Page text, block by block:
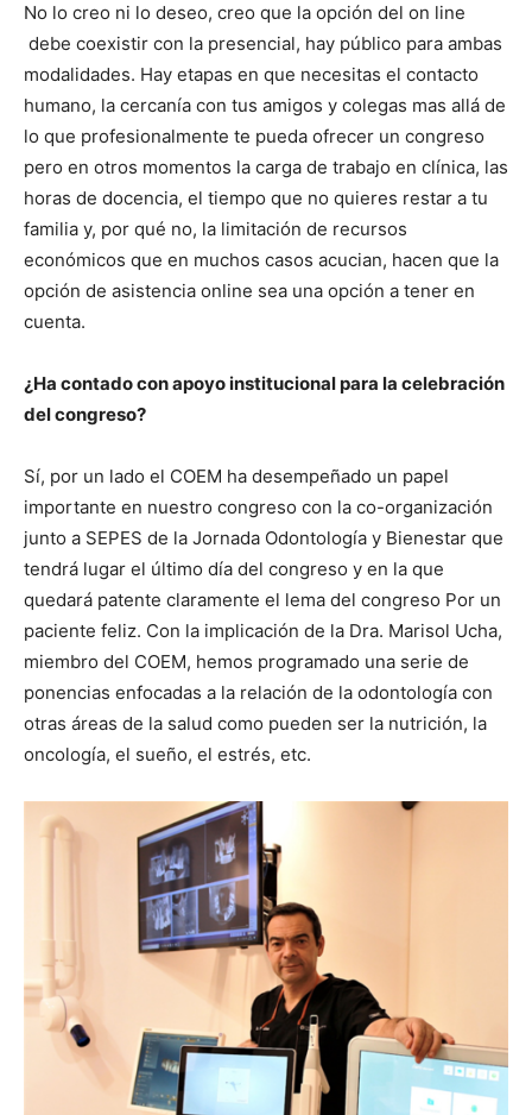
No lo creo ni lo deseo, creo que la opción del on line
debe coexistir con la presencial, hay público para ambas
modalidades. Hay etapas en que necesitas el contacto
humano, la cercanía con tus amigos y colegas mas allá de
lo que profesionalmente te pueda ofrecer un congreso
pero en otros momentos la carga de trabajo en clínica, las
horas de docencia, el tiempo que no quieres restar a tu
familia y, por qué no, la limitación de recursos
económicos que en muchos casos acucian, hacen que la
opción de asistencia online sea una opción a tener en
cuenta.
¿Ha contado con apoyo institucional para la celebración
del congreso?
Sí, por un lado el COEM ha desempeñado un papel
importante en nuestro congreso con la co-organización
junto a SEPES de la Jornada Odontología y Bienestar que
tendrá lugar el último día del congreso y en la que
quedará patente claramente el lema del congreso Por un
paciente feliz. Con la implicación de la Dra. Marisol Ucha,
miembro del COEM, hemos programado una serie de
ponencias enfocadas a la relación de la odontología con
otras áreas de la salud como pueden ser la nutrición, la
oncología, el sueño, el estrés, etc.